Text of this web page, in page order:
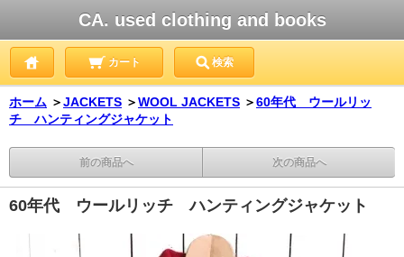
CA. used clothing and books
カート 検索
ホーム ＞JACKETS ＞WOOL JACKETS ＞60年代 ウールリッ
チ ハンティングジャケット
前の商品へ 次の商品へ
60年代 ウールリッチ ハンティングジャケット